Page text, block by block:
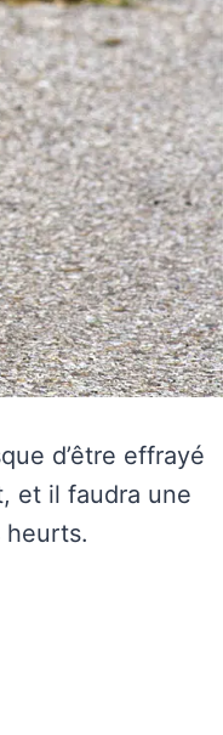
d’être effrayé
et il faudra une
heurts.